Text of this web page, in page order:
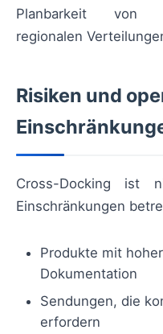
Planbarkeit von
regionalen
Risiken und
Cross-Docking ist
Einschränkungen
Produkte mit
Dokumentation
Sendungen, die
erfordern